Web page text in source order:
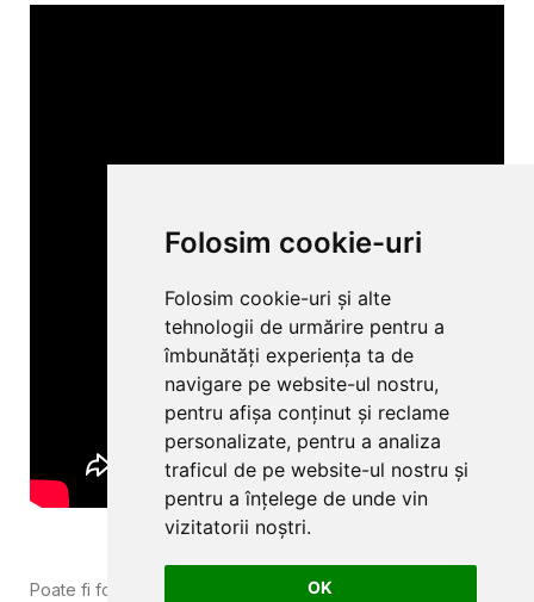
Folosim cookie-uri
Folosim cookie-uri și alte
tehnologii de urmărire pentru a
îmbunătăți experiența ta de
navigare pe website-ul nostru,
pentru afișa conținut și reclame
personalizate, pentru a analiza
traficul de pe website-ul nostru și
pentru a înțelege de unde vin
vizitatorii noștri.
OK
Poate fi folosit atat in livinguri, dormitoare, holuri, cat si in